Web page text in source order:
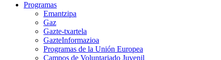
Programas
Emantzipa
Gaz
Gazte-txartela
GazteInformazioa
Programas de la Unión Europea
Campos de Voluntariado Juvenil